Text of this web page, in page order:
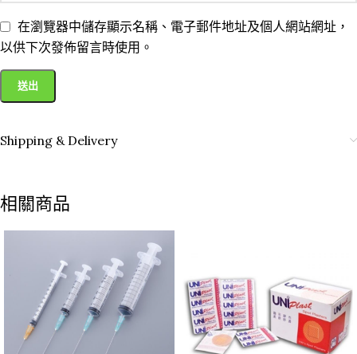
在瀏覽器中儲存顯示名稱、電子郵件地址及個人網站網址，
以供下次發佈留言時使用。
Shipping & Delivery
相關商品